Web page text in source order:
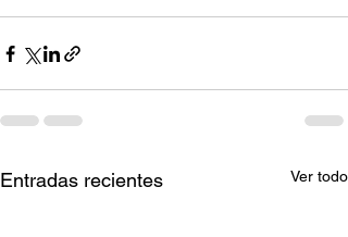
Entradas recientes Ver todo